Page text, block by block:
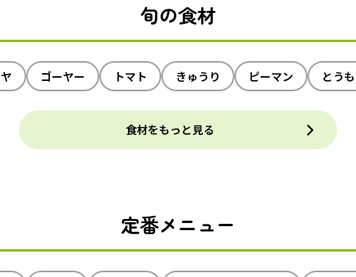
旬の食材
ゴーヤー トマト きゅうり ピーマン とう
食材をもっと見る
定番メニュー